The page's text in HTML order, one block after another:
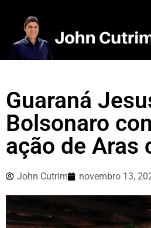
Guaraná
Bolsonaro
ação de Aras
John Cutrim novembro 13,